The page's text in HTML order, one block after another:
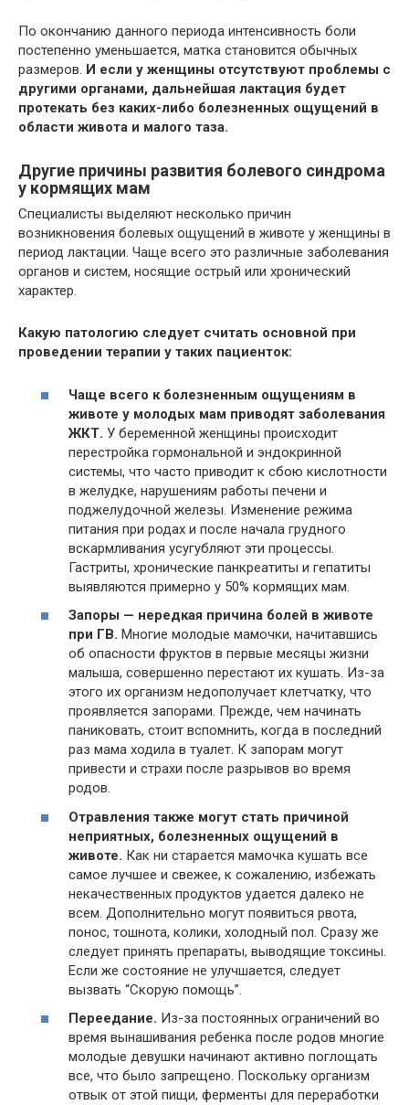
По окончанию данного периода интенсивность боли
постепенно уменьшается, матка становится обычных
размеров. И если у женщины отсутствуют проблемы с
другими органами, дальнейшая лактация будет
протекать без каких-либо болезненных ощущений в
области живота и малого таза.
Другие причины развития болевого синдрома
у кормящих мам
Специалисты выделяют несколько причин
возникновения болевых ощущений в животе у женщины в
период лактации. Чаще всего это различные заболевания
органов и систем, носящие острый или хронический
характер.
Какую патологию следует считать основной при
проведении терапии у таких пациенток:
Чаще всего к болезненным ощущениям в
животе у молодых мам приводят заболевания
ЖКТ. У беременной женщины происходит
перестройка гормональной и эндокринной
системы, что часто приводит к сбою кислотности
в желудке, нарушениям работы печени и
поджелудочной железы. Изменение режима
питания при родах и после начала грудного
вскармливания усугубляют эти процессы.
Гастриты, хронические панкреатиты и гепатиты
выявляются примерно у 50% кормящих мам.
Запоры — нередкая причина болей в животе
при ГВ. Многие молодые мамочки, начитавшись
об опасности фруктов в первые месяцы жизни
малыша, совершенно перестают их кушать. Из-за
этого их организм недополучает клетчатку, что
проявляется запорами. Прежде, чем начинать
паниковать, стоит вспомнить, когда в последний
раз мама ходила в туалет. К запорам могут
привести и страхи после разрывов во время
родов.
Отравления также могут стать причиной
неприятных, болезненных ощущений в
животе. Как ни старается мамочка кушать все
самое лучшее и свежее, к сожалению, избежать
некачественных продуктов удается далеко не
всем. Дополнительно могут появиться рвота,
понос, тошнота, колики, холодный пол. Сразу же
следует принять препараты, выводящие токсины.
Если же состояние не улучшается, следует
вызвать “Скорую помощь”.
Переедание. Из-за постоянных ограничений во
время вынашивания ребенка после родов многие
молодые девушки начинают активно поглощать
все, что было запрещено. Поскольку организм
отвык от этой пищи, ферменты для переработки